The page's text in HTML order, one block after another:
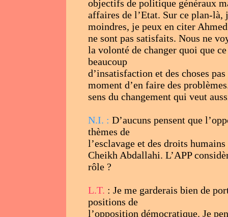
objectifs de politique généraux
affaires de l’Etat. Sur ce plan-là,
moindres, je peux en citer
ne sont pas satisfaits. Nous ne
la volonté de changer quoi que
beaucoup
d’insatisfaction et des choses
moment d’en faire des
sens du changement qui veut
N.I. : D’aucuns pensent que
thèmes de
l’esclavage et des droits
Cheikh Abdallahi. L’APP
rôle ?
L.T. : Je me garderais bien de
positions de
l’opposition démocratique. Je